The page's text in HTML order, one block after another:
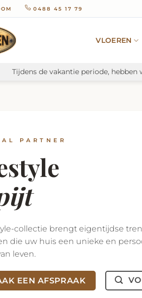
0488 45 17 79
VLOEREN
Tijdens de vakantie periode,
PARTNER
collectie brengt eigentijdse
die uw huis een unieke en
leven.
EEN AFSPRAAK